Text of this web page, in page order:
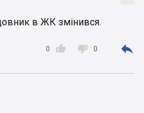
в ЖК змінився.

0  0 